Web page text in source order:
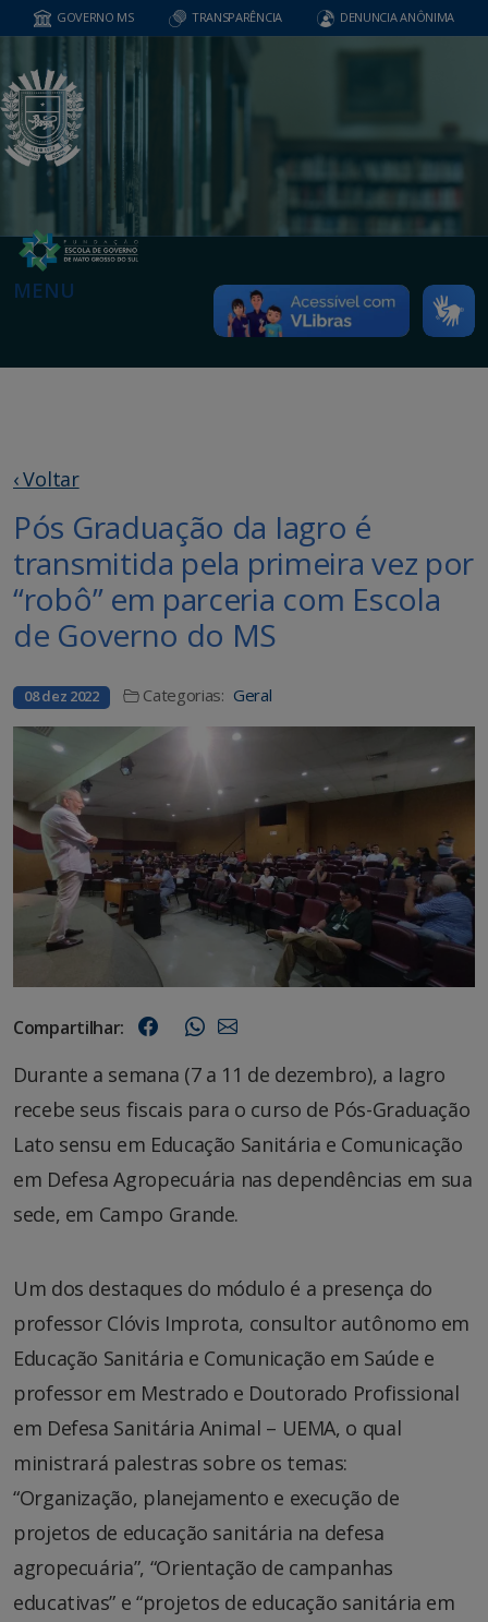
GOVERNO MS TRANSPARÊNCIA DENUNCIA ANÔNIMA
MENU
‹ Voltar
Pós Graduação da Iagro é
transmitida pela primeira vez por
“robô” em parceria com Escola
de Governo do MS
08 dez 2022 Categorias: Geral
Compartilhar:
Durante a semana (7 a 11 de dezembro), a Iagro
recebe seus fiscais para o curso de Pós-Graduação
Lato sensu em Educação Sanitária e Comunicação
em Defesa Agropecuária nas dependências em sua
sede, em Campo Grande.
Um dos destaques do módulo é a presença do
professor Clóvis Improta, consultor autônomo em
Educação Sanitária e Comunicação em Saúde e
professor em Mestrado e Doutorado Profissional
em Defesa Sanitária Animal – UEMA, o qual
ministrará palestras sobre os temas:
“Organização, planejamento e execução de
projetos de educação sanitária na defesa
agropecuária”, “Orientação de campanhas
educativas” e “projetos de educação sanitária em